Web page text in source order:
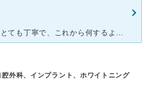
お試しに子どもの歯科検診に とても丁寧で、これから何するよ今何してるよと逐一説明が 検診後も磨き方のコツ、汚れ具合等とてもわかりやすく説明してくれます。 子供がいくら泣き叫ぼうと、「いいよいいよ
外科、インプラント、ホワイトニング